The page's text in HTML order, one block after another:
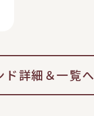
ド詳細＆一覧へ